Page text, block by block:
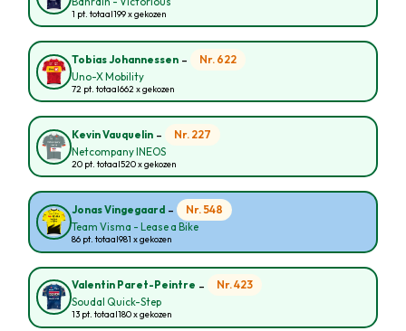
1 pt. totaal199 x gekozen
Tobias Johannessen - Nr. 622
Uno-X Mobility
72 pt. totaal662 x gekozen
Kevin Vauquelin - Nr. 227
Netcompany INEOS
20 pt. totaal520 x gekozen
Jonas Vingegaard - Nr. 548
Team Visma - Lease a Bike
86 pt. totaal981 x gekozen
Valentin Paret-Peintre - Nr. 423
Soudal Quick-Step
13 pt. totaal180 x gekozen